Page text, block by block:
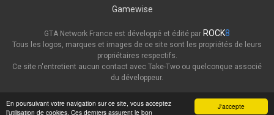
J'accepte
En poursuivant votre navigation sur ce site, vous acceptez
l’utilisation de cookies. Ces derniers assurent le bon
Gamewise
GTA Network France est développé et édité par ROCK8
Tous les logos, marques et images de ce site sont les propriétés de leurs
propriétaires respectifs.
Ce site n'entretient aucun contact avec Take-Two ou quelconque associé
du développeur.
Thème Politique de confidentialité